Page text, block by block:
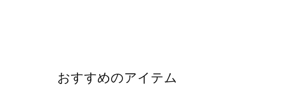
おすすめのアイテム